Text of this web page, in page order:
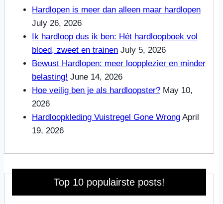
Hardlopen is meer dan alleen maar hardlopen
July 26, 2026
Ik hardloop dus ik ben: Hét hardloopboek vol
bloed, zweet en trainen July 5, 2026
Bewust Hardlopen: meer loopplezier en minder
belasting! June 14, 2026
Hoe veilig ben je als hardloopster? May 10,
2026
Hardloopkleding Vuistregel Gone Wrong April
19, 2026
Top 10 populairste posts!